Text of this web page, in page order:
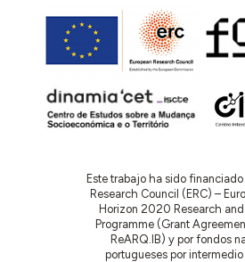
Este trabajo ha sido financiado
Research Council (ERC) –
Horizon 2020 Research
Programme (Grant
ReARQ.IB) y por fondos
portugueses por